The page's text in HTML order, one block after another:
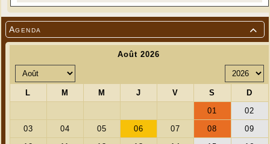

Agenda